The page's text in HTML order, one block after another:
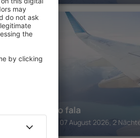
MAZARICOS
O camiño fala
Mazaricos, 07 August 2026, 2